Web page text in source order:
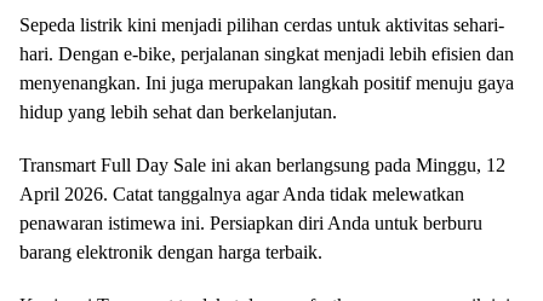
Sepeda listrik kini menjadi pilihan cerdas untuk aktivitas sehari-
hari. Dengan e-bike, perjalanan singkat menjadi lebih efisien dan
menyenangkan. Ini juga merupakan langkah positif menuju gaya
hidup yang lebih sehat dan berkelanjutan.
Transmart Full Day Sale ini akan berlangsung pada Minggu, 12
April 2026. Catat tanggalnya agar Anda tidak melewatkan
penawaran istimewa ini. Persiapkan diri Anda untuk berburu
barang elektronik dengan harga terbaik.